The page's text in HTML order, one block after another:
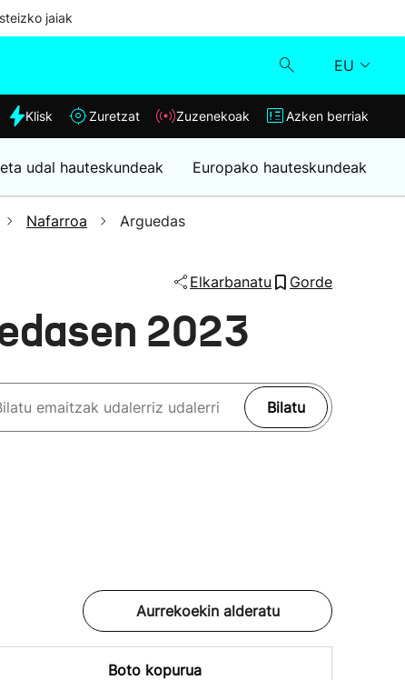
jaiak
EU
Klisk
Zuzenekoak
Azken berriak
Klisk Zuretzat Zuzenekoak Azken berriak
udal hauteskundeak Europako hauteskundeak
Nafarroa Arguedas
Elkarbanatu Gorde
2023
Bilatu
Aurrekoekin alderatu
Boto kopurua